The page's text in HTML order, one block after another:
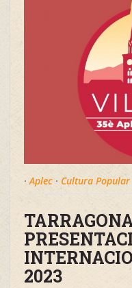
· Aplec · Cultura Popular
2023